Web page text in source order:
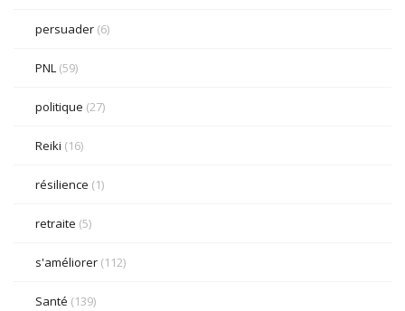
persuader (6)
PNL (59)
politique (27)
Reiki (16)
résilience (1)
retraite (5)
s'améliorer (112)
Santé (139)